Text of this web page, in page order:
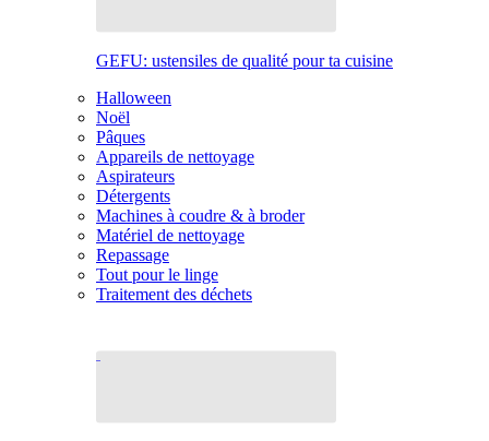
GEFU: ustensiles de qualité pour ta cuisine
Halloween
Noël
Pâques
Appareils de nettoyage
Aspirateurs
Détergents
Machines à coudre & à broder
Matériel de nettoyage
Repassage
Tout pour le linge
Traitement des déchets